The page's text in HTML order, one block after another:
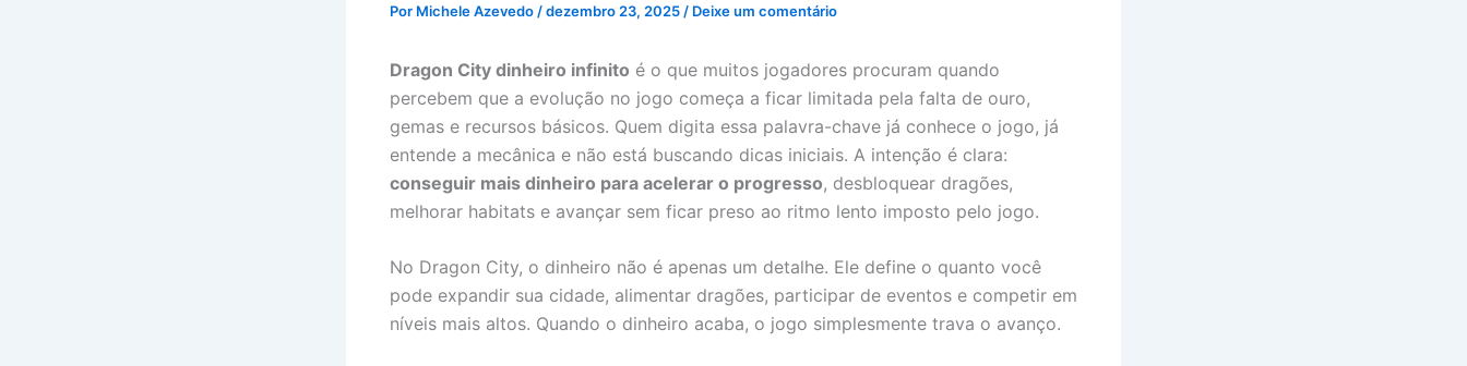
Por Michele Azevedo /dezembro 23, 2025 / Deixe um comentário
Dragon City dinheiro infinito é o que muitos jogadores procuram quando
percebem que a evolução no jogo começa a ficar limitada pela falta de ouro,
gemas e recursos básicos. Quem digita essa palavra-chave já conhece o jogo, já
entende a mecânica e não está buscando dicas iniciais. A intenção é clara:
conseguir mais dinheiro para acelerar o progresso, desbloquear dragões,
melhorar habitats e avançar sem ficar preso ao ritmo lento imposto pelo jogo.
No Dragon City, o dinheiro não é apenas um detalhe. Ele define o quanto você
pode expandir sua cidade, alimentar dragões, participar de eventos e competir em
níveis mais altos. Quando o dinheiro acaba, o jogo simplesmente trava o avanço.